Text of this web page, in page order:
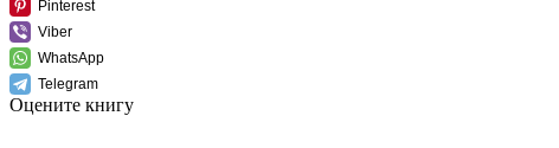
Pinterest
Viber
WhatsApp
Telegram
Оцените книгу